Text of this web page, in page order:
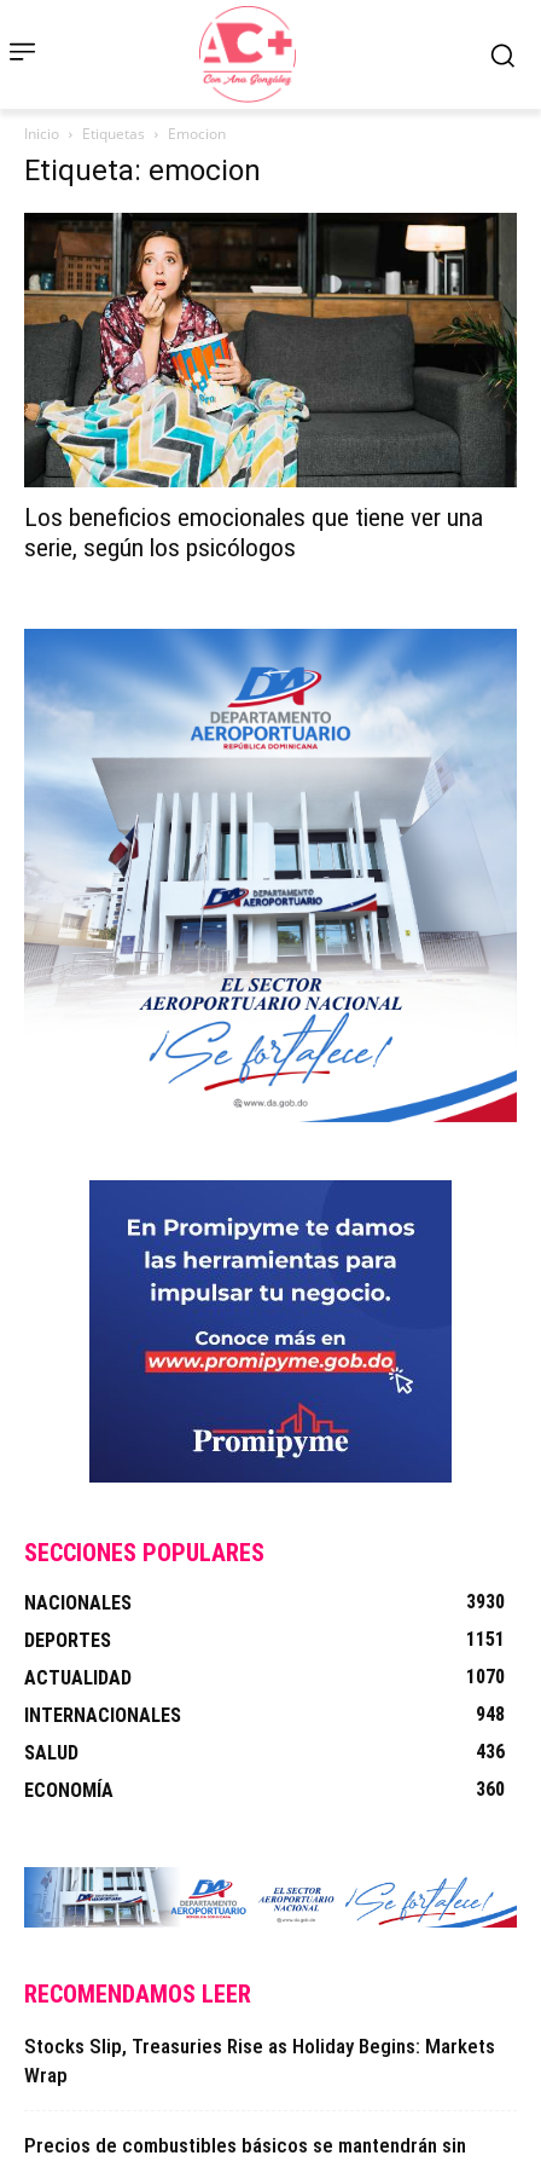
Inicio Etiquetas Emocion
Etiqueta: emocion
Los beneficios emocionales que tiene ver una
serie, según los psicólogos
SECCIONES POPULARES
NACIONALES
3930
DEPORTES
1151
ACTUALIDAD
1070
INTERNACIONALES
948
SALUD
436
ECONOMÍA
360
RECOMENDAMOS LEER
Stocks Slip, Treasuries Rise as Holiday Begins: Markets
Wrap
Precios de combustibles básicos se mantendrán sin